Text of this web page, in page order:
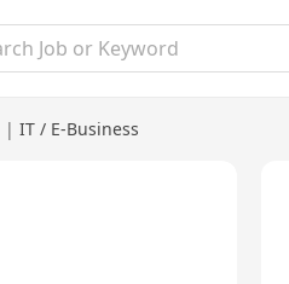
| IT / E-Business